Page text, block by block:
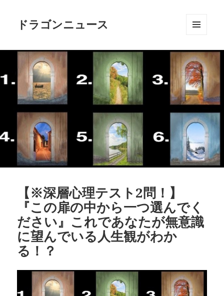
ドラゴンニュース
ーとウ
ィジェ
ット
【※深層心理テスト2問！】
『この扉の中から一つ選んでく
ださい』これであなたが無意識
に望んでいる人生観がわか
る！？